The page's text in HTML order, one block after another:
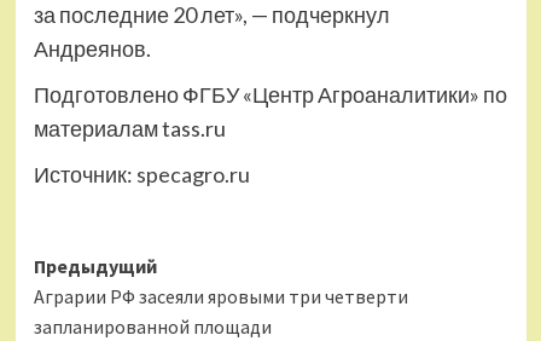
за последние 20 лет», — подчеркнул
Андреянов.
Подготовлено ФГБУ «Центр Агроаналитики» по
материалам tass.ru
Источник: specagro.ru
Навигация
записи
Предыдущий
Аграрии РФ засеяли яровыми три четверти
запланированной площади